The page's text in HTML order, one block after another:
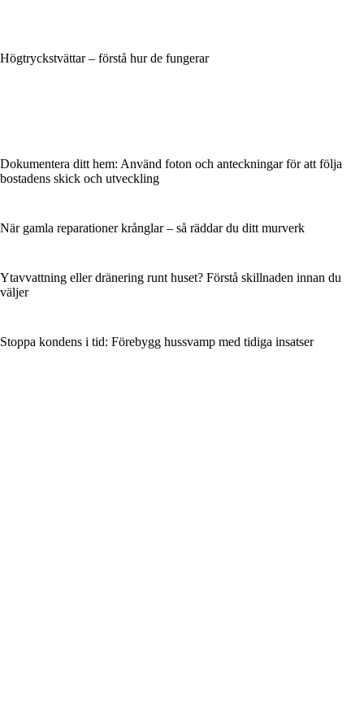
Högtryckstvättar – förstå hur de fungerar
Dokumentera ditt hem: Använd foton och anteckningar för att följa
bostadens skick och utveckling
När gamla reparationer krånglar – så räddar du ditt murverk
Ytavvattning eller dränering runt huset? Förstå skillnaden innan du
väljer
Stoppa kondens i tid: Förebygg hussvamp med tidiga insatser